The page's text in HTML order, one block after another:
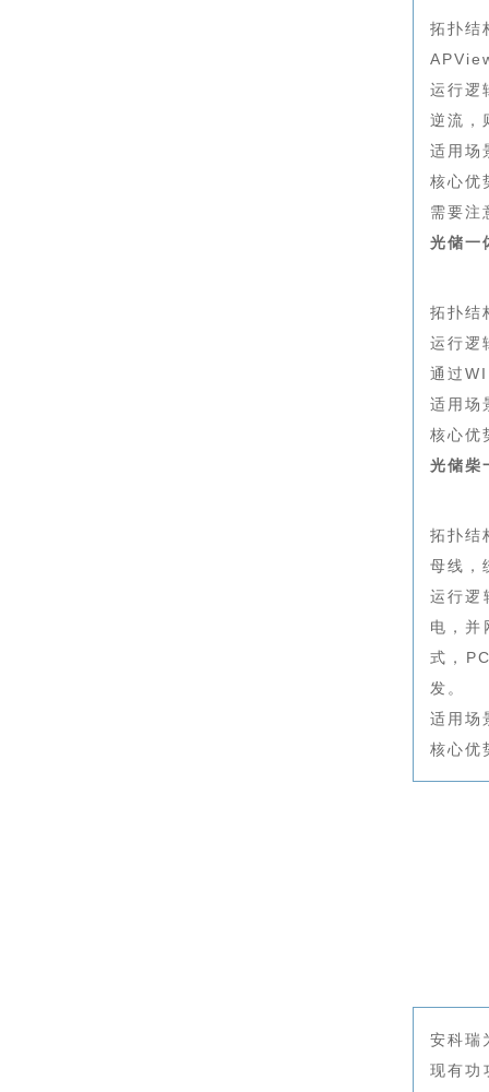
拓扑结
运行逻
逆流，
适用场
核心优
需要注
光储一
拓扑结
运行逻
通过
适用场
核心优
光储柴
拓扑结
母线，
运行逻
电，并
式，
发。
适用场
核心优
安科瑞
现有功